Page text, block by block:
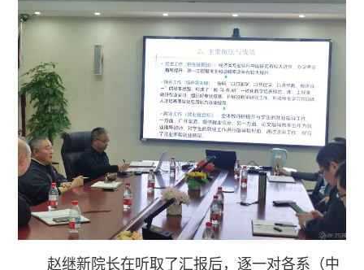
赵继新院长在听取了汇报后，逐一对各系（中